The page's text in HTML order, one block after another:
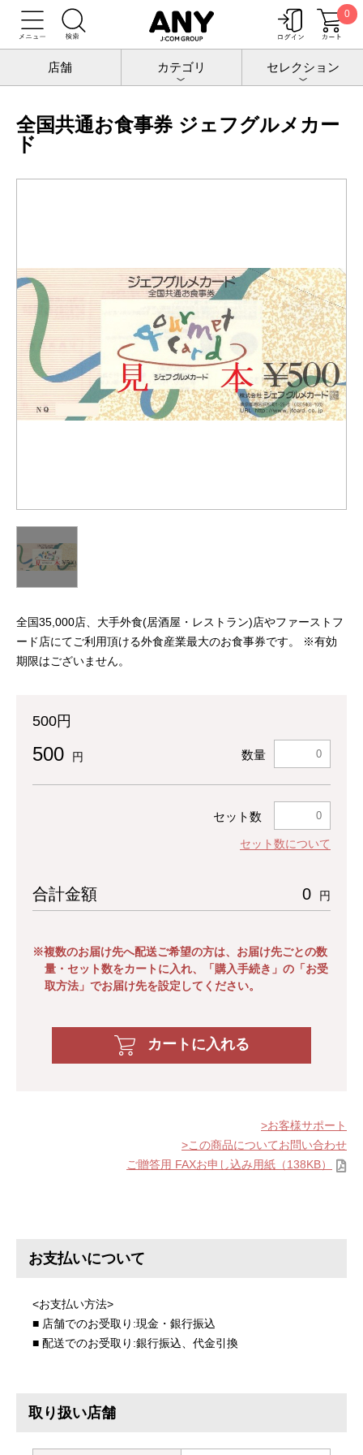
0
店舗 カテゴリ セレクション
トップ チケットポート
ギフトカード
全国共通お食事券 ジェフグルメカード
全国共通お食事券 ジェフグルメカー
ド
全国35,000店、大手外食(居酒屋・レストラン)店やファーストフ
ード店にてご利用頂ける外食産業最大のお食事券です。 ※有効
期限はございません。
500円
500 円 数量
セット数
セット数について
合計金額 0 円
※複数のお届け先へ配送ご希望の方は、お届け先ごとの数
量・セット数をカートに入れ、「購入手続き」の「お受
取方法」でお届け先を設定してください。
カートに入れる
お客様サポート
この商品についてお問い合わせ
ご贈答用 FAXお申し込み用紙（138KB）
お支払いについて
<お支払い方法>
■ 店舗でのお受取り:現金・銀行振込
■ 配送でのお受取り:銀行振込、代金引換
取り扱い店舗